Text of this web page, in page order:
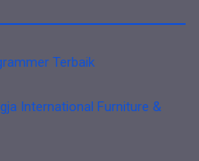
Terbaik
International Furniture &